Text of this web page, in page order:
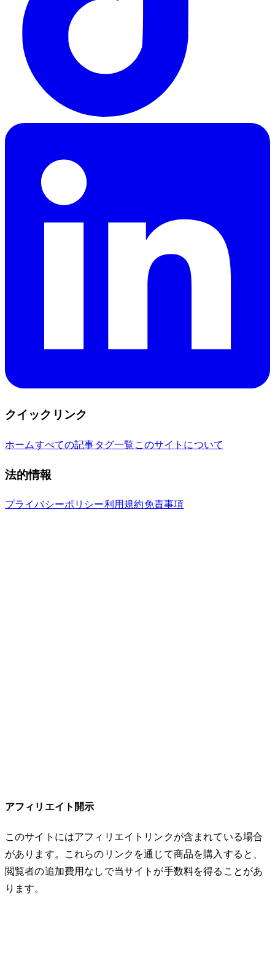
クイックリンク
ホームすべての記事タグ一覧 このサイトについて
法的情報
プライバシーポリシー利用規約免責事項
アフィリエイト開示
このサイトにはアフィリエイトリンクが含まれている場合
があります。これらのリンクを通じて商品を購入すると、
閲覧者の追加費用なしで当サイトが手数料を得ることがあ
ります。